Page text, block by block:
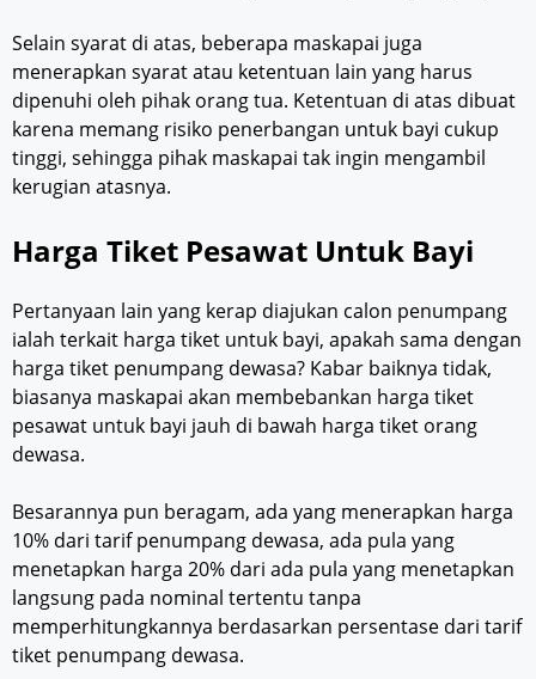
Selain syarat di atas, beberapa maskapai juga
menerapkan syarat atau ketentuan lain yang harus
dipenuhi oleh pihak orang tua. Ketentuan di atas dibuat
karena memang risiko penerbangan untuk bayi cukup
tinggi, sehingga pihak maskapai tak ingin mengambil
kerugian atasnya.
Harga Tiket Pesawat Untuk Bayi
Pertanyaan lain yang kerap diajukan calon penumpang
ialah terkait harga tiket untuk bayi, apakah sama dengan
harga tiket penumpang dewasa? Kabar baiknya tidak,
biasanya maskapai akan membebankan harga tiket
pesawat untuk bayi jauh di bawah harga tiket orang
dewasa.
Besarannya pun beragam, ada yang menerapkan harga
10% dari tarif penumpang dewasa, ada pula yang
menetapkan harga 20% dari ada pula yang menetapkan
langsung pada nominal tertentu tanpa
memperhitungkannya berdasarkan persentase dari tarif
tiket penumpang dewasa.